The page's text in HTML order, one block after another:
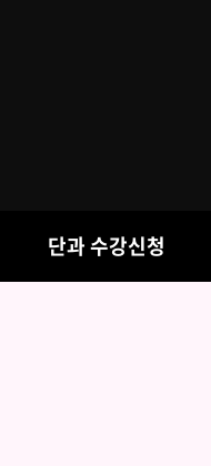
단과 수강신청